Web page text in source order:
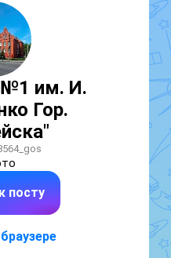
им. И.
Гор.
посту